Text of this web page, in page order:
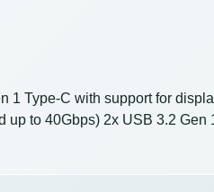
1 Type-C with support for
up to 40Gbps) 2x USB 3.2